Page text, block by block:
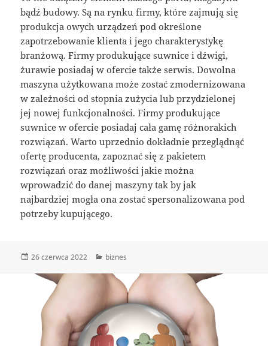
bądź budowy. Są na rynku firmy, które zajmują się
produkcja owych urządzeń pod określone
zapotrzebowanie klienta i jego charakterystykę
branżową. Firmy produkujące suwnice i dźwigi,
żurawie posiadaj w ofercie także serwis. Dowolna
maszyna użytkowana może zostać zmodernizowana
w zależności od stopnia zużycia lub przydzielonej
jej nowej funkcjonalności. Firmy produkujące
suwnice w ofercie posiadaj cała gamę różnorakich
rozwiązań. Warto uprzednio dokładnie przeglądnąć
ofertę producenta, zapoznać się z pakietem
rozwiązań oraz możliwości jakie można
wprowadzić do danej maszyny tak by jak
najbardziej mogła ona zostać spersonalizowana pod
potrzeby kupującego.
Data
26 czerwca 2022 Kategorie
biznes